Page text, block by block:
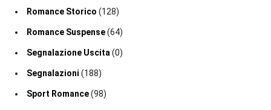
Romance Storico (128)
Romance Suspense(64)
Segnalazione Uscita(0)
Segnalazioni (188)
Sport Romance(98)